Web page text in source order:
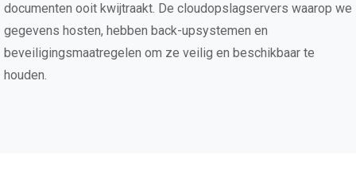
documenten ooit kwijtraakt. De cloudopslagservers waarop we
gegevens hosten, hebben back-upsystemen en
beveiligingsmaatregelen om ze veilig en beschikbaar te
houden.